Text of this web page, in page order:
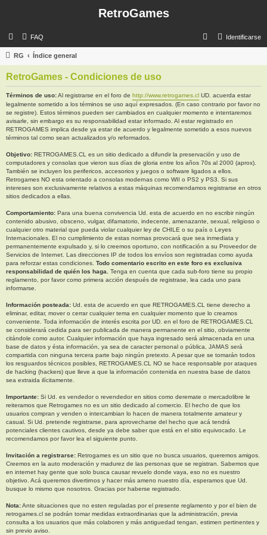
RetroGames
FAQ Identificarse
s
a
r
RG Índice general
RetroGames - Condiciones de uso
Términos de uso:Al registrarse en el foro de http://www.retrogames.cl UD. acuerda estar
legalmente sometido a los términos se uso aquí expresados. (En caso contrario por favor no
se registre). Estos términos pueden ser cambiados en cualquier momento e intentaremos
avisarle, sin embargo es su responsabilidad estar informado. Al estar registrado en
RETROGAMES implica desde ya estar de acuerdo y legalmente sometido a esos nuevos
términos tal como sean actualizados y/o reformados.
Objetivo: RETROGAMES.CL es un sitio dedicado a difundir la preservación y uso de
computadores y consolas que vieron sus días de gloria entre los años 70s al 2000 (aprox).
También se incluyen los perifericos, accesorios y juegos o software ligados a ellos.
Retrogames NO esta orientado a consolas modernas como WII o PS2 y PS3. Si sus
intereses son exclusivamente relativos a estas máquinas recomendamos registrarse en otros
sitios dedicados a ellas.
Comportamiento: Para una buena convivencia Ud. esta de acuerdo en no escribir ningún
contenido abusivo, obsceno, vulgar, difamatorio, indecente, amenazante, sexual, religioso o
cualquier otro material que pueda violar cualquier ley de CHILE o su país o Leyes
Internacionales. El no cumplimiento de estas normas provocará que sea inmediata y
permanentemente expulsado y, si lo creemos oportuno, con notificación a su Proveedor de
Servicios de Internet. Las direcciones IP de todos los envíos son registradas como ayuda
para reforzar estas condiciones. Todo comentario escrito en este foro es exclusiva
responsabilidad de quién los haga.
Tenga en cuenta que cada sub-foro tiene su propio
reglamento, por favor como primera acción después de registrase, lea cada uno para
informarse.
Información posteada: Ud. esta de acuerdo en que RETROGAMES.CL tiene derecho a
eliminar, editar, mover o cerrar cualquier tema en cualquier momento que lo creamos
conveniente. Toda información de interés escrita por UD. en el foro de RETROGAMES.CL
se considerará cedida para ser publicada de manera permanente en el sitio, obviamente
citándole como autor. Cualquier información que haya ingresado será almacenada en una
base de datos y ésta información, ya sea de caracter personal o pública, JAMAS será
compartida con ninguna tercera parte bajo ningún pretexto. A pesar que se tomarán todos
los resguardos técnicos posibles, RETROGAMES.CL NO se hace responsable por ataques
de hacking (hackers) que lleve a que la información contenida en nuestra base de datos
sea extraida ilícitamente.
Importante: Si Ud. es vendedor o revendedor en sitios como deremate o mercadolibre le
reiteramos que Retrogames no es un sitio dedicado al comercio. El hecho de que los
usuarios compran y venden o intercambian lo hacen de manera totalmente amateur y
casual. Si Ud. pretende registrarse, para aprovecharse del hecho que acá tendrá
potenciales clientes cautivos, desde ya debe saber que está en el sitio equivocado. Le
recomendamos por favor lea el siguiente punto.
Invitación a registrarse: Retrogames es un sitio que no busca usuarios, queremos amigos.
Creemos en la auto moderación y madurez de las personas que se registran. Sabemos que
en internet hay gente que solo busca causar revuelo donde vaya, eso no es nuestro
objetivo. Acá queremos divertirnos y hacer más ameno nuestro día, esperamos que Ud.
busque lo mismo que nosotros. Gracias por haberse registrado.
Nota:Ante situaciones que no esten reguladas por el presente reglamento y por el bien de
retrogames.cl se podrán tomar medidas extraordinarias que la administración, previa
consulta a los usuarios que más colaboren y más antiguedad tengan, estimen pertinentes y
sin previo aviso.